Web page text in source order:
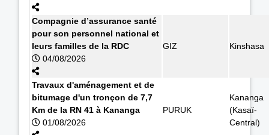
Compagnie d’assurance santé
pour son personnel national et
leurs familles de la RDC
04/08/2026
GIZ Kinshasa
Travaux d'aménagement et de
bitumage d'un tronçon de 7,7
Km de la RN 41 à Kananga
01/08/2026
PURUK
Kananga
(Kasaï-
Central)